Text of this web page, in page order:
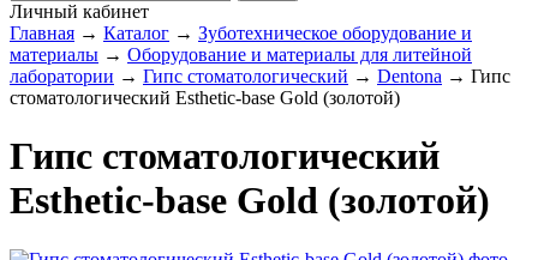
Личный кабинет
Главная → Каталог → Зуботехническое оборудование и
материалы → Оборудование и материалы для литейной
лаборатории → Гипс стоматологический → Dentona → Гипс
стоматологический Esthetic-base Gold (золотой)
Гипс стоматологический
Esthetic-base Gold (золотой)